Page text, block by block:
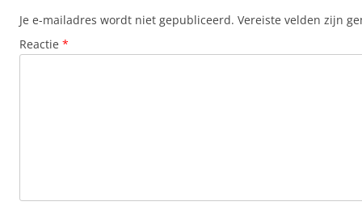
Je e-mailadres wordt niet gepubliceerd. Vereiste velden zijn
Reactie *